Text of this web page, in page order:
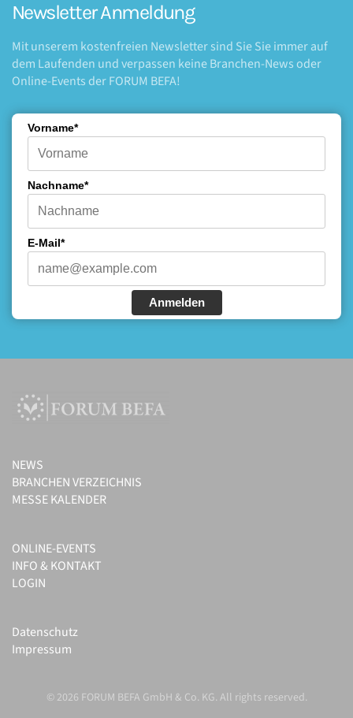
Newsletter Anmeldung
Mit unserem kostenfreien Newsletter sind Sie Sie immer auf
dem Laufenden und verpassen keine Branchen-News oder
Online-Events der FORUM BEFA!
Vorname*
Nachname*
E-Mail*
Anmelden
NEWS
BRANCHEN VERZEICHNIS
MESSE KALENDER
ONLINE-EVENTS
INFO & KONTAKT
LOGIN
Datenschutz
Impressum
© 2026 FORUM BEFA GmbH & Co. KG. All rights reserved.